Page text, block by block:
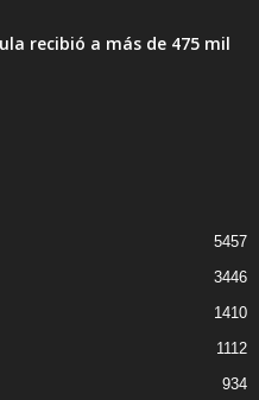
recibió a más de 475 mil
5457
3446
1410
1112
934